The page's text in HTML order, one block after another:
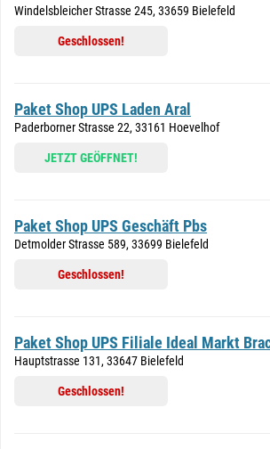
Windelsbleicher Strasse 245, 33659 Bielefeld
Geschlossen!
Paket Shop UPS Laden Aral
Paderborner Strasse 22, 33161 Hoevelhof
JETZT GEÖFFNET!
Paket Shop UPS Geschäft Pbs
Detmolder Strasse 589, 33699 Bielefeld
Geschlossen!
Paket Shop UPS Filiale Ideal Markt
Hauptstrasse 131, 33647 Bielefeld
Geschlossen!